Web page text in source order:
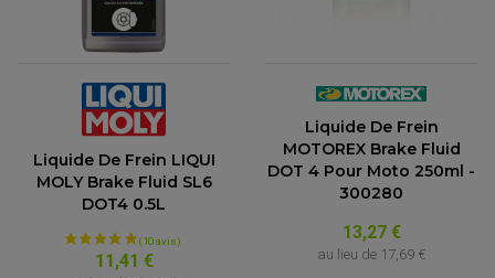
Liquide De Frein LIQUI
MOLY Brake Fluid SL6
DOT4 0.5L
11,41 €
Liquide De Frein
MOTOREX Brake Fluid
DOT 4 Pour Moto 250ml -
300280
13,27 €
au lieu de 17,69 €